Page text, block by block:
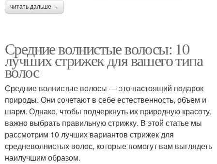
читать дальше →
Средние волнистые волосы: 10
лучших стрижек для вашего типа
волос
Средние волнистые волосы — это настоящий подарок
природы. Они сочетают в себе естественность, объем и
шарм. Однако, чтобы подчеркнуть их природную красоту,
важно выбрать правильную стрижку. В этой статье мы
рассмотрим 10 лучших вариантов стрижек для
средневолнистых волос, которые помогут вам выглядеть
наилучшим образом.